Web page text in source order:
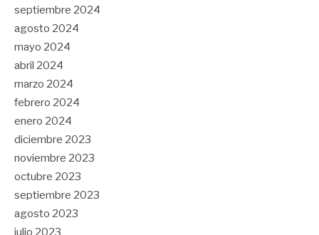
septiembre 2024
agosto 2024
mayo 2024
abril 2024
marzo 2024
febrero 2024
enero 2024
diciembre 2023
noviembre 2023
octubre 2023
septiembre 2023
agosto 2023
julio 2023